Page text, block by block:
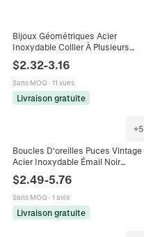
Bijoux Géométriques Acier
Inoxydable Collier À Plusieurs
Rangs Avec Pendentifs Triangle V
Barre Et Boucles D'Oreilles Pour
Femmes
$2.32-3.16
Sans MOQ · 11 vues
Livraison gratuite
+5
Boucles D'oreilles Puces Vintage
Acier Inoxydable Émail Noir
Imperméable Hypoallergénique
Rétro
$2.49-5.76
Sans MOQ · 1 avis
Livraison gratuite